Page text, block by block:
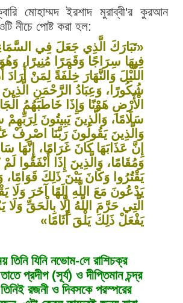
মোহাম্মদ ইরশাদ মুরাব্বী'র কুরআন
নীচে পোষ্ট করা হল:
«تَبَارَكَ الَّذِي جَعَلَ فِي
فِيهَا سِرَاجًا وَقَمَرًا مُنِيرًا،
اللَّيْلَ وَالنَّهَارَ خِلْفَةً لِمَنْ أَرَادَ
شُكُورًا، وَعِبَادُ الرَّحْمَنِ
الْأَرْضِ هَوْنًا وَإِذَا خَاطَبَهُمُ
سَلَامًا، وَالَّذِينَ يَبِيتُونَ لِرَبِّهِمْ
وَالَّذِينَ يَقُولُونَ رَبَّنَا اصْرِفْ
إِنَّ عَذَابَهَا كَانَ غَرَامًا، إِنَّهَا
وَمُقَامًا، وَالَّذِينَ إِذَا أَنْفَقُوا
يَقْتُرُوا وَكَانَ بَيْنَ ذَلِكَ قَوَامًا،
يَدْعُونَ مَعَ اللَّهِ إِلَهًا آخَرَ وَلَا
الَّتِي حَرَّمَ اللَّهُ إِلَّا بِالْحَقِّ
يَفْعَلْ ذَلِكَ يَلْقَ أَثَامًا»
তিনি যিনি নভোম-লে রাশিচক্র
প্রদীপ (সূর্য) ও দীপ্তিমান চন্দ্র
রজনী ও দিবসকে পরস্পরের